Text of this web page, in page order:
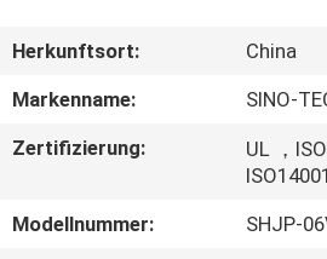
VIDEOS
ÜBER
UNS
Herkunftsort:
China
Markenname:
SINO-
Zertifizierung:
UL ，
ISO14001
Modellnummer:
SHJP-